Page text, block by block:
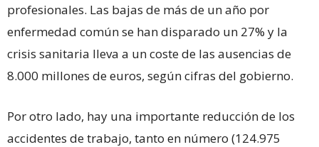
profesionales. Las bajas de más de un año por
enfermedad común se han disparado un 27% y la
crisis sanitaria lleva a un coste de las ausencias de
8.000 millones de euros, según cifras del gobierno.
Por otro lado, hay una importante reducción de los
accidentes de trabajo, tanto en número (124.975